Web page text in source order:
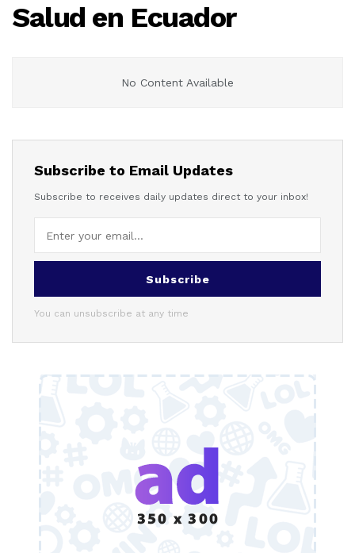
Salud en Ecuador
No Content Available
Subscribe to Email Updates
Subscribe to receives daily updates direct to your inbox!
Subscribe
You can unsubscribe at any time